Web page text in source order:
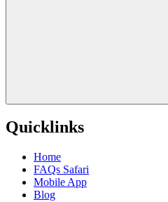
Quicklinks
Home
FAQs Safari
Mobile App
Blog